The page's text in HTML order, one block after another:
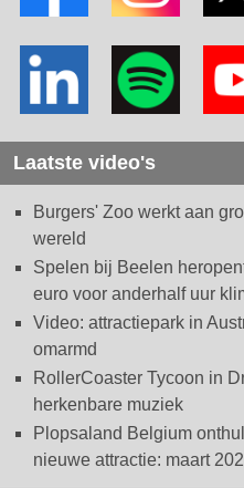
Laatste video's
Burgers' Zoo werkt aan
wereld
Spelen bij Beelen
euro voor anderhalf uur
Video: attractiepark in
omarmd
RollerCoaster Tycoon in
herkenbare muziek
Plopsaland Belgium
nieuwe attractie: maart